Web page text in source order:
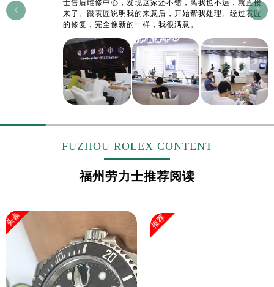
士售后维修中心，发现这家还不错，离我也不远，就直接
来了。跟表匠说明我的来意后，开始帮我处理。经过表匠
的修复，完全像新的一样，我很满意。


FUZHOU ROLEX CONTENT
福州劳力士推荐阅读
头条 推荐